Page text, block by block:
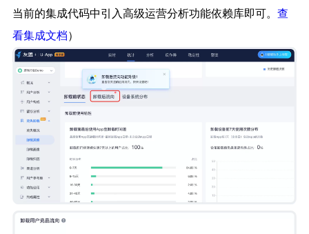
当前的集成代码中引入高级运营分析功能依赖库即可。 查
看集成文档）